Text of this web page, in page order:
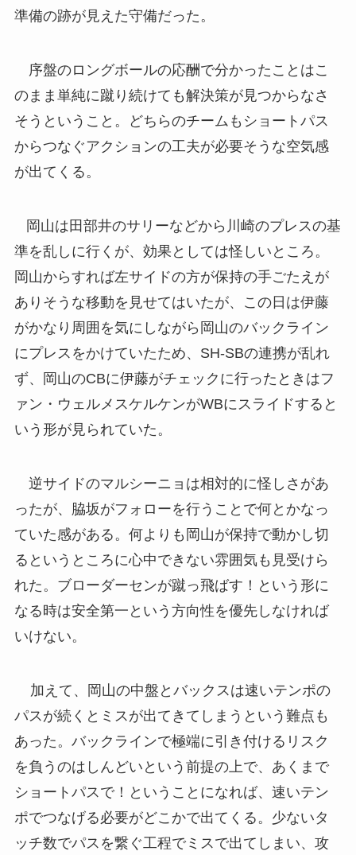
準備の跡が見えた守備だった。
序盤のロングボールの応酬で分かったことはこ
のまま単純に蹴り続けても解決策が見つからなさ
そうということ。どちらのチームもショートパス
からつなぐアクションの工夫が必要そうな空気感
が出てくる。
岡山は田部井のサリーなどから川崎のプレスの基
準を乱しに行くが、効果としては怪しいところ。
岡山からすれば左サイドの方が保持の手ごたえが
ありそうな移動を見せてはいたが、この日は伊藤
がかなり周囲を気にしながら岡山のバックライン
にプレスをかけていたため、SH-SBの連携が乱れ
ず、岡山のCBに伊藤がチェックに行ったときはフ
ァン・ウェルメスケルケンがWBにスライドすると
いう形が見られていた。
逆サイドのマルシーニョは相対的に怪しさがあ
ったが、脇坂がフォローを行うことで何とかなっ
ていた感がある。何よりも岡山が保持で動かし切
るというところに心中できない雰囲気も見受けら
れた。ブローダーセンが蹴っ飛ばす！という形に
なる時は安全第一という方向性を優先しなければ
いけない。
加えて、岡山の中盤とバックスは速いテンポの
パスが続くとミスが出てきてしまうという難点も
あった。バックラインで極端に引き付けるリスク
を負うのはしんどいという前提の上で、あくまで
ショートパスで！ということになれば、速いテン
ポでつなげる必要がどこかで出てくる。少ないタ
ッチ数でパスを繋ぐ工程でミスで出てしまい、攻